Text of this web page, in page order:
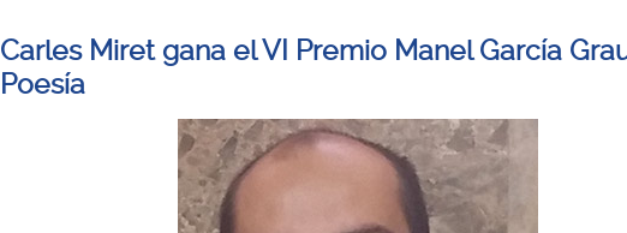
Carles Miret gana el VI Premio Manel García
Poesía